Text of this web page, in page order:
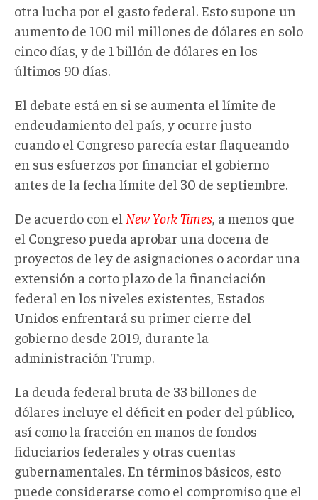
otra lucha por el gasto federal. Esto supone un
aumento de 100 mil millones de dólares en solo
cinco días, y de 1 billón de dólares en los
últimos 90 días.
El debate está en si se aumenta el límite de
endeudamiento del país, y ocurre justo
cuando el Congreso parecía estar flaqueando
en sus esfuerzos por financiar el gobierno
antes de la fecha límite del 30 de septiembre.
De acuerdo con el New York Times , a menos que
el Congreso pueda aprobar una docena de
proyectos de ley de asignaciones o acordar una
extensión a corto plazo de la financiación
federal en los niveles existentes, Estados
Unidos enfrentará su primer cierre del
gobierno desde 2019, durante la
administración Trump.
La deuda federal bruta de 33 billones de
dólares incluye el déficit en poder del público,
así como la fracción en manos de fondos
fiduciarios federales y otras cuentas
gubernamentales. En términos básicos, esto
puede considerarse como el compromiso que el